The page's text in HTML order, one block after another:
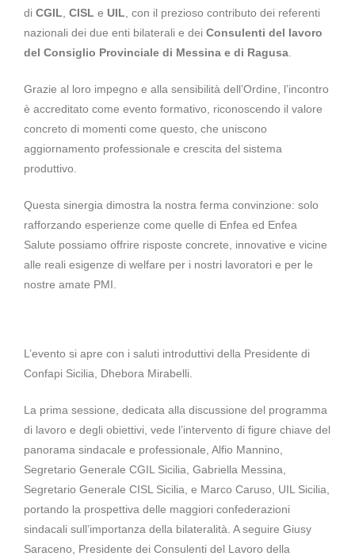
di CGIL CISL e UIL , con il prezioso contributo dei referenti
nazionali dei due enti bilaterali e dei Consulenti del lavoro
del Consiglio Provinciale di Messina e di Ragusa
Grazie al loro impegno e alla sensibilità dell’Ordine, l’incontro
è accreditato come evento formativo, riconoscendo il valore
concreto di momenti come questo, che uniscono
aggiornamento professionale e crescita del sistema
produttivo.
Questa sinergia dimostra la nostra ferma convinzione: solo
rafforzando esperienze come quelle di Enfea ed Enfea
Salute possiamo offrire risposte concrete, innovative e vicine
alle reali esigenze di welfare per i nostri lavoratori e per le
nostre amate PMI.
L’evento si apre con i saluti introduttivi della Presidente di
Confapi Sicilia, Dhebora Mirabelli.
La prima sessione, dedicata alla discussione del programma
di lavoro e degli obiettivi, vede l’intervento di figure chiave del
panorama sindacale e professionale, Alfio Mannino,
Segretario Generale CGIL Sicilia, Gabriella Messina,
Segretario Generale CISL Sicilia, e Marco Caruso, UIL Sicilia,
portando la prospettiva delle maggiori confederazioni
sindacali sull’importanza della bilateralità. A seguire Giusy
Saraceno, Presidente dei Consulenti del Lavoro della